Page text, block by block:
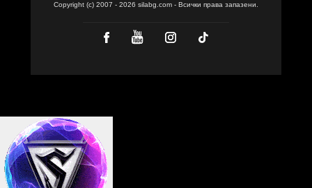
Copyright (c) 2007 - 2026 silabg.com - Всички права запазени.